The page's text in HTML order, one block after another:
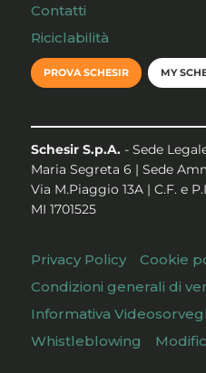
Contatti
Riciclabilità
PROVA SCHESIR MY
Schesir S.p.A.- Sede
Maria Segreta 6 | Sede
Via M.Piaggio 13A | C.F. e
MI 1701525
Privacy Policy
Cookie
Condizioni generali di
Informativa
Whistleblowing